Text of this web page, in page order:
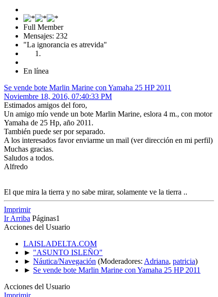
Full Member
Mensajes: 232
"La ignorancia es atrevida"
En línea
Se vende bote Marlin Marine con Yamaha 25 HP 2011
Noviembre 18, 2016, 07:40:33 PM
Estimados amigos del foro,
Un amigo mío vende un bote Marlin Marine, eslora 4 m., con motor
Yamaha de 25 Hp, año 2011.
También puede ser por separado.
A los interesados favor enviarme un mail (ver dirección en mi perfil)
Muchas gracias.
Saludos a todos.
Alfredo
El que mira la tierra y no sabe mirar, solamente ve la tierra ..
Imprimir
Ir Arriba Páginas1
Acciones del Usuario
LAISLADELTA.COM
► "ASUNTO ISLEÑO"
► Náutica/Navegación (Moderadores: Adriana, patricia)
► Se vende bote Marlin Marine con Yamaha 25 HP 2011
Acciones del Usuario